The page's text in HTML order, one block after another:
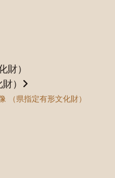
財）
）
（県指定有形文化財）